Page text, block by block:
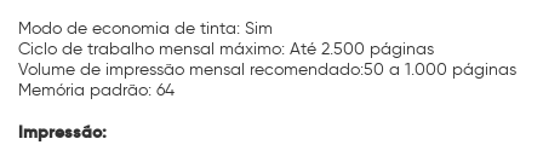
Modo de economia de tinta: Sim
Ciclo de trabalho mensal máximo: Até 2.500 páginas
Volume de impressão mensal recomendado:50 a 1.000 páginas
Memória padrão: 64
Impressão: